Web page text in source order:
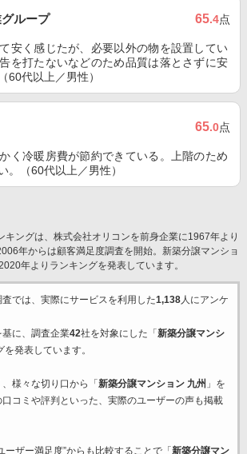
ループ 65.4点
安く感じたが、必要以外の物を設置してい
を打たないなどのため品質は落とさずに安
60代以上／男性）
65.0点
く冷暖房費が節約できている。上階のため
。（60代以上／男性）
キングは、株式会社オリコンを前身企業に1967年より
年からは顧客満足度調査を開始。新築分譲マンショ
年よりランキングを発表しています。
では、実際にサービスを利用した1,138人にアンケ
に、調査企業42社を対象にした「 新築分譲マンシ
を発表しています。
様々な切り口から「 新築分譲マンション 九州 」を
コミや評判といった、実際のユーザーの声も掲載
ーザー満足度”からも比較することで「 新築分譲マン